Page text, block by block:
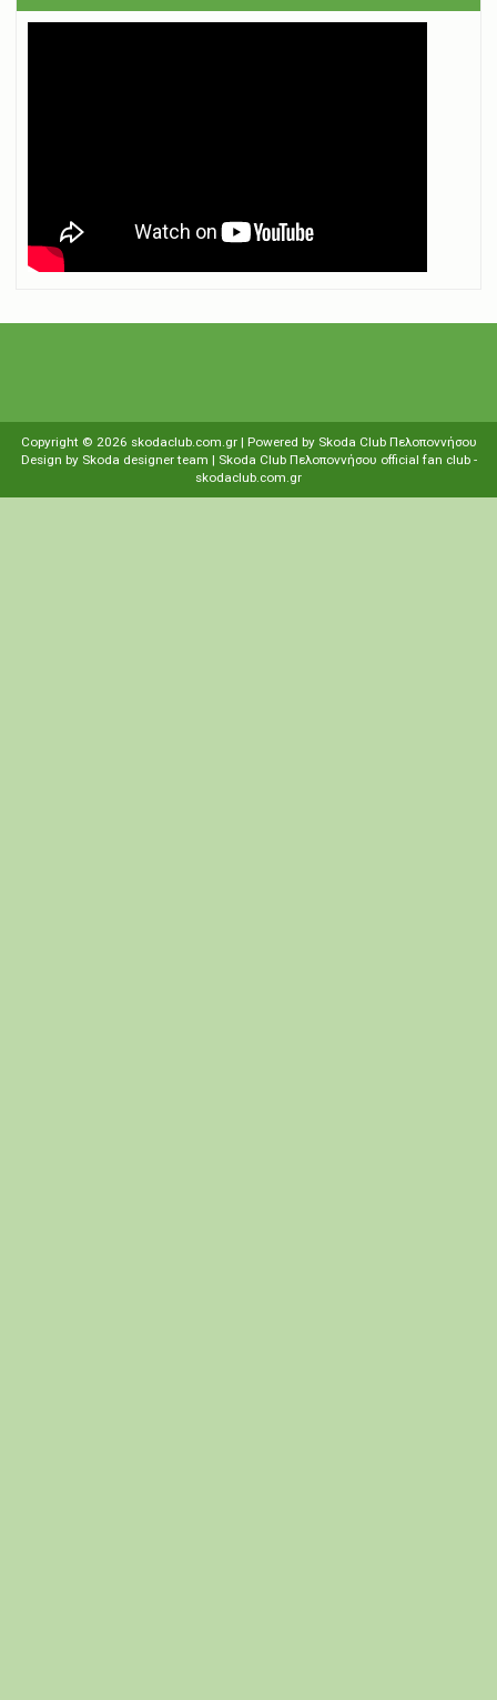
Copyright © 2026 skodaclub.com.gr | Powered by Skoda Club Πελοποννήσου
Design by Skoda designer team | Skoda Club Πελοποννήσου οfficial fan club -
skodaclub.com.gr